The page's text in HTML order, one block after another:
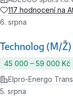
117 hodnocení na
Technolog (M/Ž)
6. srpna
45 000 ‍–‍ 59 000 Kč
Elpro-Energo
5. srpna